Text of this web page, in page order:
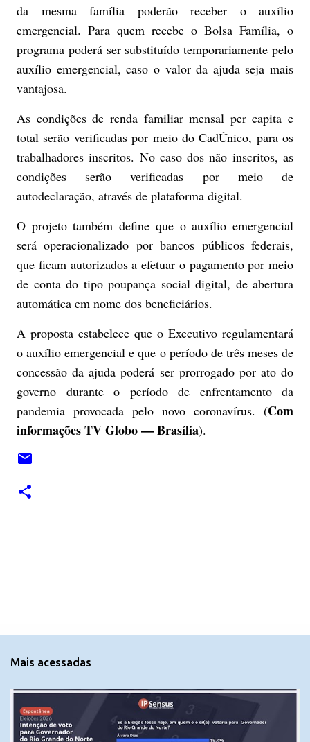
da mesma família poderão receber o auxílio
emergencial. Para quem recebe o Bolsa Família, o
programa poderá ser substituído temporariamente pelo
auxílio emergencial, caso o valor da ajuda seja mais
vantajosa.
As condições de renda familiar mensal per capita e
total serão verificadas por meio do CadÚnico, para os
trabalhadores inscritos. No caso dos não inscritos, as
condições serão verificadas por meio de
autodeclaração, através de plataforma digital.
O projeto também define que o auxílio emergencial
será operacionalizado por bancos públicos federais,
que ficam autorizados a efetuar o pagamento por meio
de conta do tipo poupança social digital, de abertura
automática em nome dos beneficiários.
A proposta estabelece que o Executivo regulamentará
o auxílio emergencial e que o período de três meses de
concessão da ajuda poderá ser prorrogado por ato do
governo durante o período de enfrentamento da
pandemia provocada pelo novo coronavírus. (Com
informações TV Globo — Brasília).
n
r
i
o
Mais acessadas